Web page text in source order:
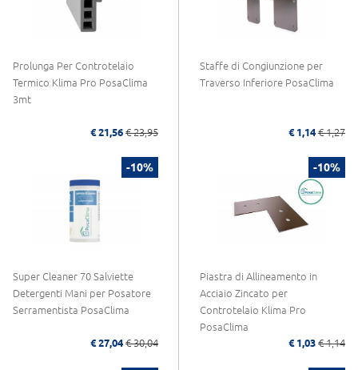
Prolunga Per Controtelaio
Termico Klima Pro PosaClima
3mt
€ 21,56 € 23,95
Staffe di Congiunzione per
Traverso Inferiore PosaClima
€ 1,14 € 1,27
-10%
Super Cleaner 70 Salviette
Detergenti Mani per Posatore
Serramentista PosaClima
€ 27,04 € 30,04
-10%
Piastra di Allineamento in
Acciaio Zincato per
Controtelaio Klima Pro
PosaClima
€ 1,03 € 1,14